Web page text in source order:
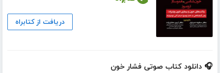
دریافت از کتابراه
🎧 دانلود کتاب صوتی فشار خون